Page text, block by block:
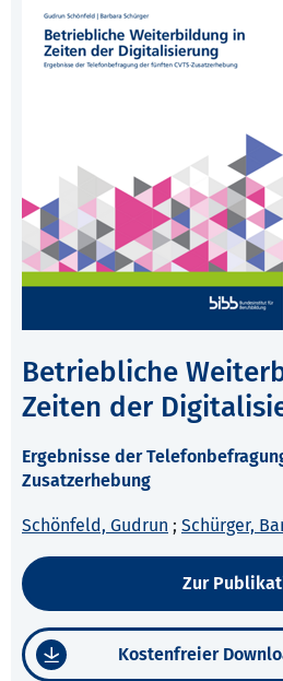
Betriebliche
Zeiten der
Ergebnisse der
Zusatzerhebung
Schönfeld, Gudrun ; Schürger,
Zur
Kostenfreier